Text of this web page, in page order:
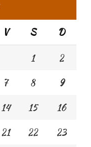
V S
D
1
2
7 8
9
14 15
16
21 22
23